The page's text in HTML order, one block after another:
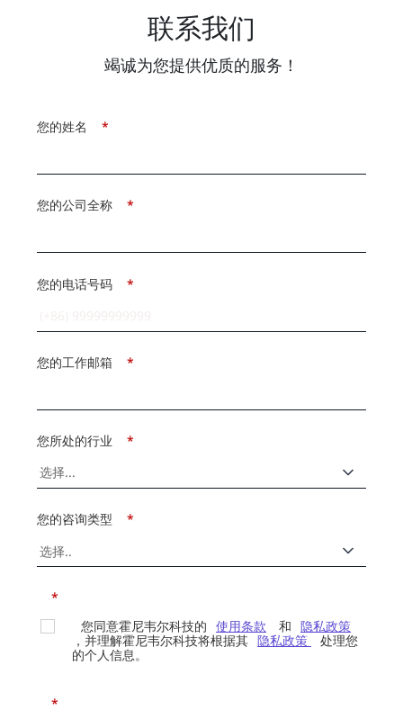
联系我们
竭诚为您提供优质的服务！
*
您的姓名
*
您的公司全称
*
您的电话号码
*
您的工作邮箱
*
您所处的行业
*
您的咨询类型
*
您同意霍尼韦尔科技的 使用条款 和 隐私政策
，并理解霍尼韦尔科技将根据其 隐私政策
处理您
的个人信息。
*